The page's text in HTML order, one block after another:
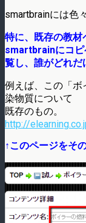
smartbrainには色
特に、既存の教材
smartbrainにコピ
覧し、誰がどれ
例えば、この「ボ
染物質について
既存のもの。
http://
↑このページをそ